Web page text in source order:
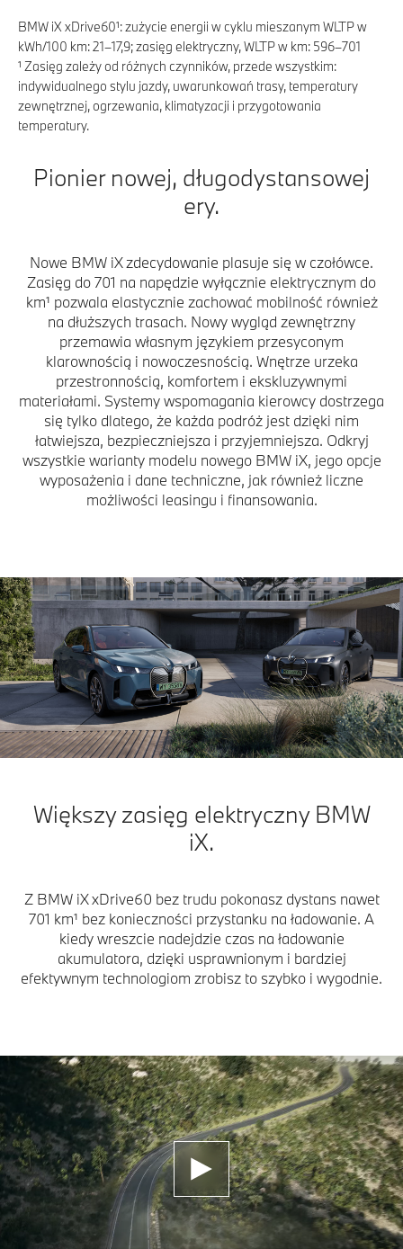
BMW iX xDrive60¹: zużycie energii w cyklu mieszanym WLTP w
kWh/100 km: 21–17,9; zasięg elektryczny, WLTP w km: 596–701
¹ Zasięg zależy od różnych czynników, przede wszystkim:
indywidualnego stylu jazdy, uwarunkowań trasy, temperatury
zewnętrznej, ogrzewania, klimatyzacji i przygotowania
temperatury.
Pionier nowej, długodystansowej
ery.
Nowe BMW iX zdecydowanie plasuje się w czołówce.
Zasięg do 701 na napędzie wyłącznie elektrycznym do
km¹ pozwala elastycznie zachować mobilność również
na dłuższych trasach. Nowy wygląd zewnętrzny
przemawia własnym językiem przesyconym
klarownością i nowoczesnością. Wnętrze urzeka
przestronnością, komfortem i ekskluzywnymi
materiałami. Systemy wspomagania kierowcy dostrzega
się tylko dlatego, że każda podróż jest dzięki nim
łatwiejsza, bezpieczniejsza i przyjemniejsza. Odkryj
wszystkie warianty modelu nowego BMW iX, jego opcje
wyposażenia i dane techniczne, jak również liczne
możliwości leasingu i finansowania.
Większy zasięg elektryczny BMW
iX.
Z BMW iX xDrive60 bez trudu pokonasz dystans nawet
701 km¹ bez konieczności przystanku na ładowanie. A
kiedy wreszcie nadejdzie czas na ładowanie
akumulatora, dzięki usprawnionym i bardziej
efektywnym technologiom zrobisz to szybko i wygodnie.